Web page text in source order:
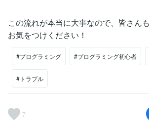
この流れが本当に大事なので、皆さん
お気をつけください！
#プログラミング #プログラミング初心者
#トラブル
7